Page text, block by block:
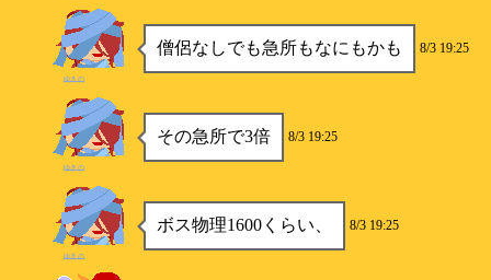
僧侶なしでも急所もなにもかも 8/3 19:25
ゆきの
その急所で3倍 8/3 19:25
ゆきの
ボス物理1600くらい、 8/3 19:25
ゆきの